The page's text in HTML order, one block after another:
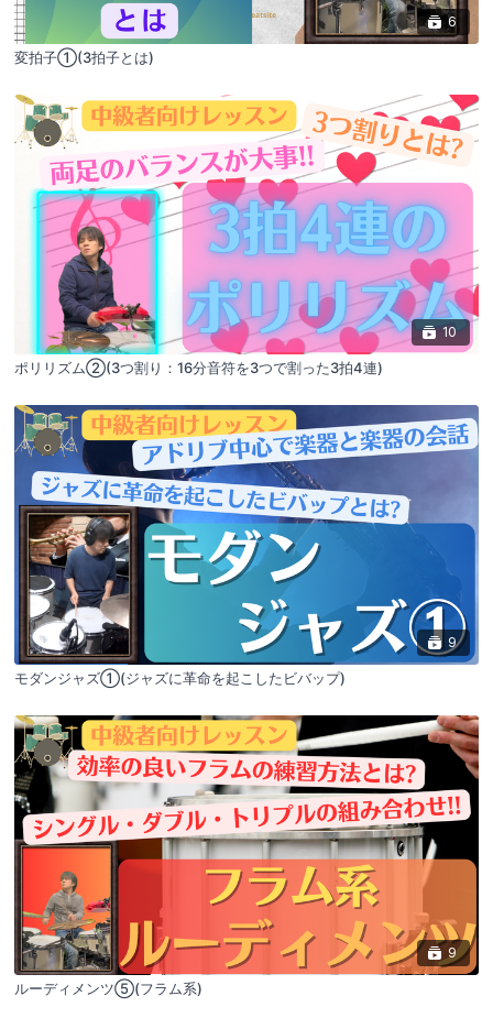
6
変拍子①(3拍子とは)
10
ポリリズム②(3つ割り：16分音符を3つで割った3拍4連)
9
モダンジャズ①(ジャズに革命を起こしたビバップ)
9
ルーディメンツ⑤(フラム系)